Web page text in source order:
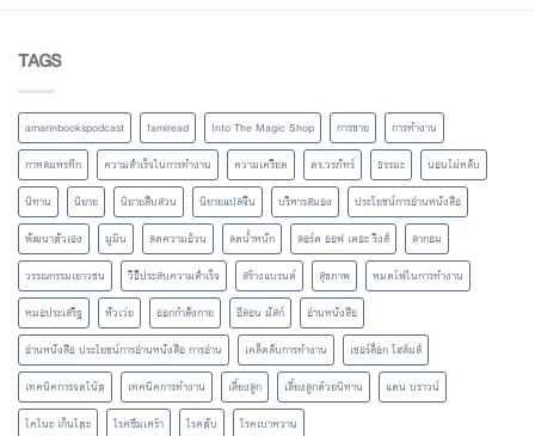
TAGS
amarinbookspodcast famiread Into The Magic Shop การขาย
การทำงาน
กาหลมหรทึก
ความสำเร็จในการทำงาน ความเครียด ดร.วรภัทร์ ธรรมะ
นอนไม่หลับ
นิทาน
นิยาย นิยายสืบสวน นิยายแปลจีน บริหารสมอง
ประโยชน์การอ่านหนังสือ
พัฒนาตัวเอง
มูมิน ลดความอ้วน ลดน้ำหนัก ลอร์ด ออฟ เดอะ ริงส์
ลากอม
วรรณกรรมเยาวชน
วิธีประสบความสำเร็จ สร้างแบรนด์ สุขภาพ
หมดไฟในการทำงาน
หมอประเสริฐ
หัวเว่ย ออกกำลังกาย อีลอน มัสก์
อ่านหนังสือ
อ่านหนังสือ ประโยชน์การอ่านหนังสือ การอ่าน
เคล็ดลับการทำงาน
เชอร์ล็อก โฮล์มส์
เทคนิคการจดโน้ต
เทคนิคการทำงาน เลี้ยงลูก เลี้ยงลูกด้วยนิทาน
แดน บราวน์
โคโนะ เก็นโตะ
โรคซึมเศร้า โรคตับ โรคเบาหวาน